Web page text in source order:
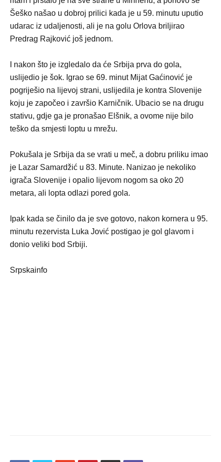
Šeško našao u dobroj prilici kada je u 59. minutu uputio
udarac iz udaljenosti, ali je na golu Orlova briljirao
Predrag Rajković još jednom.
I nakon što je izgledalo da će Srbija prva do gola,
uslijedio je šok. Igrao se 69. minut Mijat Gaćinović je
pogriješio na lijevoj strani, uslijedila je kontra Slovenije
koju je započeo i završio Karničnik. Ubacio se na drugu
stativu, gdje ga je pronašao Elšnik, a ovome nije bilo
teško da smjesti loptu u mrežu.
Pokušala je Srbija da se vrati u meč, a dobru priliku imao
je Lazar Samardžić u 83. Minute. Nanizao je nekoliko
igrača Slovenije i opalio lijevom nogom sa oko 20
metara, ali lopta odlazi pored gola.
Ipak kada se činilo da je sve gotovo, nakon kornera u 95.
minutu rezervista Luka Jović postigao je gol glavom i
donio veliki bod Srbiji.
Srpskainfo